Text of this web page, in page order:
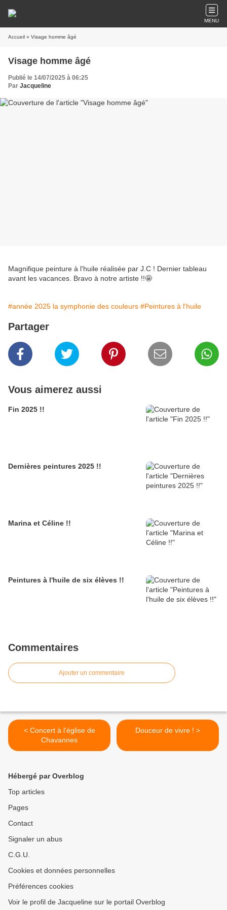
MENU
Accueil » Visage homme âgé
Visage homme âgé
Publié le 14/07/2025 à 06:25
Par Jacqueline
Magnifique peinture à l'huile réalisée par J.C ! Dernier tableau
avant les vacances. Bravo à notre artiste !!🤩
#année 2025 la symphonie des couleurs #Peintures à l'huile
Partager
Vous aimerez aussi
Fin 2025 !!
Dernières peintures 2025 !!
Marina et Céline !!
Peintures à l'huile de six élèves !!
Commentaires
Ajouter un commentaire
< Concert à l'église de
Chavannes
Douceur de vivre ! >
Hébergé par Overblog
Top articles
Pages
Contact
Signaler un abus
C.G.U.
Cookies et données personnelles
Préférences cookies
Voir le profil de Jacqueline sur le portail Overblog